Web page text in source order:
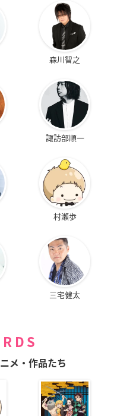
森川智之
諏訪部順一
村瀬歩
三宅健太
メ・作品たち